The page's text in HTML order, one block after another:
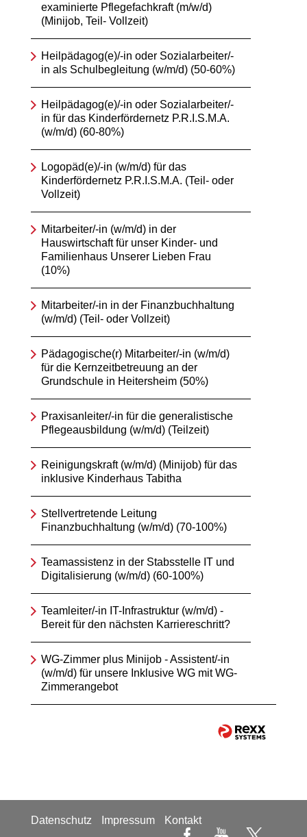
examinierte Pflegefachkraft (m/w/d)
(Minijob, Teil- Vollzeit)
Heilpädagog(e)/-in oder Sozialarbeiter/-
in als Schulbegleitung (w/m/d) (50-60%)
Heilpädagog(e)/-in oder Sozialarbeiter/-
in für das Kinderfördernetz P.R.I.S.M.A.
(w/m/d) (60-80%)
Logopäd(e)/-in (w/m/d) für das
Kinderfördernetz P.R.I.S.M.A. (Teil- oder
Vollzeit)
Mitarbeiter/-in (w/m/d) in der
Hauswirtschaft für unser Kinder- und
Familienhaus Unserer Lieben Frau
(10%)
Mitarbeiter/-in in der Finanzbuchhaltung
(w/m/d) (Teil- oder Vollzeit)
Pädagogische(r) Mitarbeiter/-in (w/m/d)
für die Kernzeitbetreuung an der
Grundschule in Heitersheim (50%)
Praxisanleiter/-in für die generalistische
Pflegeausbildung (w/m/d) (Teilzeit)
Reinigungskraft (w/m/d) (Minijob) für das
inklusive Kinderhaus Tabitha
Stellvertretende Leitung
Finanzbuchhaltung (w/m/d) (70-100%)
Teamassistenz in der Stabsstelle IT und
Digitalisierung (w/m/d) (60-100%)
Teamleiter/-in IT-Infrastruktur (w/m/d) -
Bereit für den nächsten Karriereschritt?
WG-Zimmer plus Minijob - Assistent/-in
(w/m/d) für unsere Inklusive WG mit WG-
Zimmerangebot
Datenschutz Impressum Kontakt